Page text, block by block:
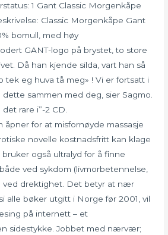
1 Gant Classic Morgenkåpe
Classic Morgenkåpe Gant
bomull, med høy
GANT-logo på brystet, to store
Då han kjende silda, vart han så
tek eg huva tå meg» ! Vi er fortsatt i
sammen med deg, sier Sagmo.
rare i”-2 CD.
åpner for at misfornøyde massasje
novelle kostnadsfritt kan klage
også ultralyd for å finne
ved sykdom (livmorbetennelse,
ved drektighet. Det betyr at nær
alle bøker utgitt i Norge før 2001, vil
på internett – et
sidestykke. Jobbet med nærvær;